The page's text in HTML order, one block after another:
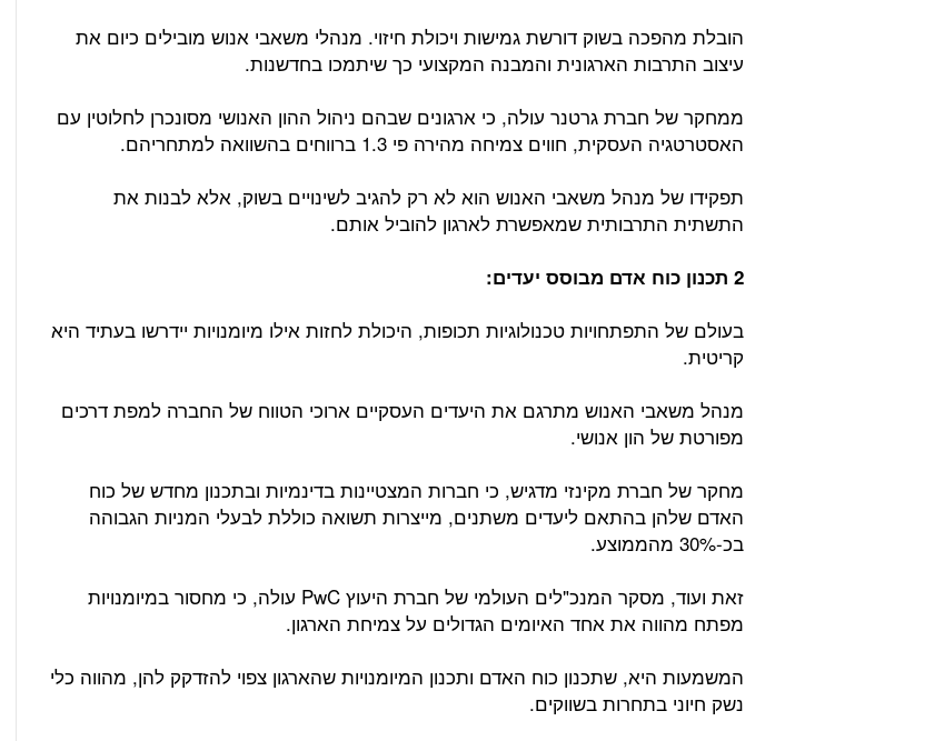
הובלת מהפכה בשוק דורשת גמישות ויכולת חיזוי. מנהלי משאבי אנוש מובילים כיום את
עיצוב התרבות הארגונית והמבנה המקצועי כך שיתמכו בחדשנות.
ממחקר של חברת גרטנר עולה, כי ארגונים שבהם ניהול ההון האנושי מסונכרן לחלוטין עם
האסטרטגיה העסקית, חווים צמיחה מהירה פי 1.3 ברווחים בהשוואה למתחריהם.
תפקידו של מנהל משאבי האנוש הוא לא רק להגיב לשינויים בשוק, אלא לבנות את
התשתית התרבותית שמאפשרת לארגון להוביל אותם.
2 תכנון כוח אדם מבוסס יעדים:
בעולם של התפתחויות טכנולוגיות תכופות, היכולת לחזות אילו מיומנויות יידרשו בעתיד היא
קריטית.
מנהל משאבי האנוש מתרגם את היעדים העסקיים ארוכי הטווח של החברה למפת דרכים
מפורטת של הון אנושי.
מחקר של חברת מקינזי מדגיש, כי חברות המצטיינות בדינמיות ובתכנון מחדש של כוח
האדם שלהן בהתאם ליעדים משתנים, מייצרות תשואה כוללת לבעלי המניות הגבוהה
בכ-30% מהממוצע.
זאת ועוד, מסקר המנכ"לים העולמי של חברת היעוץ PwC עולה, כי מחסור במיומנויות
מפתח מהווה את אחד האיומים הגדולים על צמיחת הארגון.
המשמעות היא, שתכנון כוח האדם ותכנון המיומנויות שהארגון צפוי להזדקק להן, מהווה כלי
נשק חיוני בתחרות בשווקים.